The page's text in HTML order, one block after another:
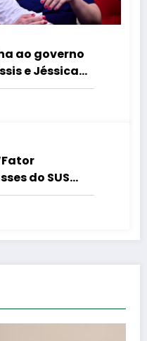
ao governo
e Jéssica
do SUS